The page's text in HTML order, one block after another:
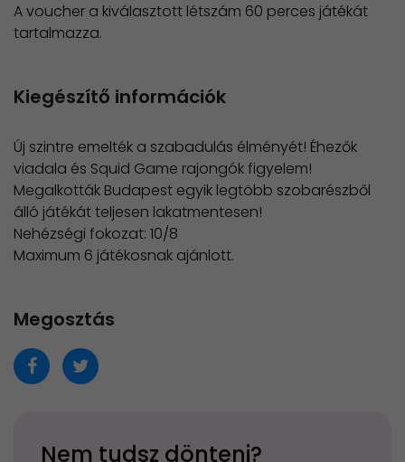
A voucher a kiválasztott létszám 60 perces játékát
tartalmazza.
Kiegészítő információk
Új szintre emelték a szabadulás élményét! Éhezők
viadala és Squid Game rajongók figyelem!
Megalkották Budapest egyik legtöbb szobarészből
álló játékát teljesen lakatmentesen!
Nehézségi fokozat: 10/8
​Maximum 6 játékosnak ajánlott.
Megosztás
Nem tudsz dönteni?